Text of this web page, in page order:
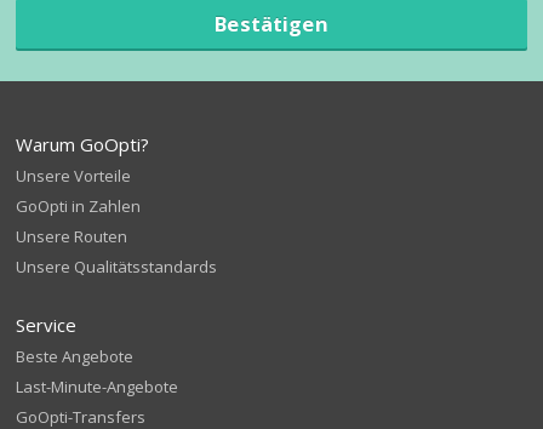
Bestätigen
Warum GoOpti?
Unsere Vorteile
GoOpti in Zahlen
Unsere Routen
Unsere Qualitätsstandards
Service
Beste Angebote
Last-Minute-Angebote
GoOpti-Transfers